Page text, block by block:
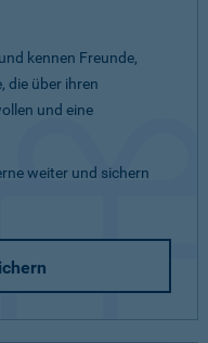
kennen Freunde,
die über ihren
und eine
weiter und sichern